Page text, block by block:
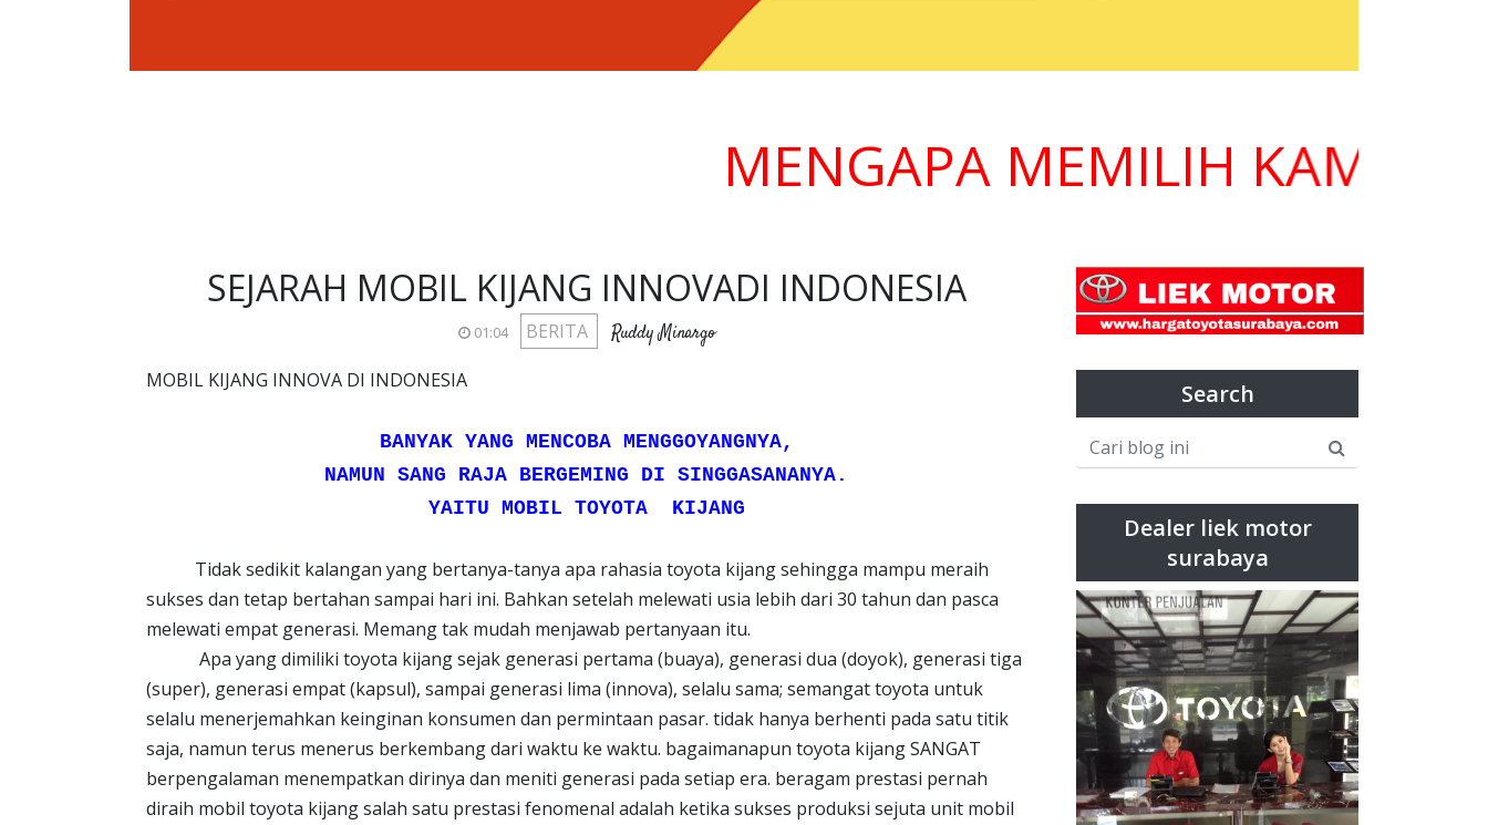
MENGAPA MEMILIH KAMI ???
SEJARAH MOBIL KIJANG INNOVADI INDONESIA
01:04 BERITA Ruddy Minargo
MOBIL KIJANG INNOVA DI INDONESIA
BANYAK YANG MENCOBA MENGGOYANGNYA,
NAMUN SANG RAJA BERGEMING DI SINGGASANANYA.
YAITU MOBIL TOYOTA KIJANG
Tidak sedikit kalangan yang bertanya-tanya apa rahasia toyota kijang sehingga mampu meraih
sukses dan tetap bertahan sampai hari ini. Bahkan setelah melewati usia lebih dari 30 tahun dan pasca
melewati empat generasi. Memang tak mudah menjawab pertanyaan itu.
Apa yang dimiliki toyota kijang sejak generasi pertama (buaya), generasi dua (doyok), generasi tiga
(super), generasi empat (kapsul), sampai generasi lima (innova), selalu sama; semangat toyota untuk
selalu menerjemahkan keinginan konsumen dan permintaan pasar. tidak hanya berhenti pada satu titik
saja, namun terus menerus berkembang dari waktu ke waktu. bagaimanapun toyota kijang SANGAT
berpengalaman menempatkan dirinya dan meniti generasi pada setiap era. beragam prestasi pernah
diraih mobil toyota kijang salah satu prestasi fenomenal adalah ketika sukses produksi sejuta unit mobil
Search
Dealer liek motor
surabaya